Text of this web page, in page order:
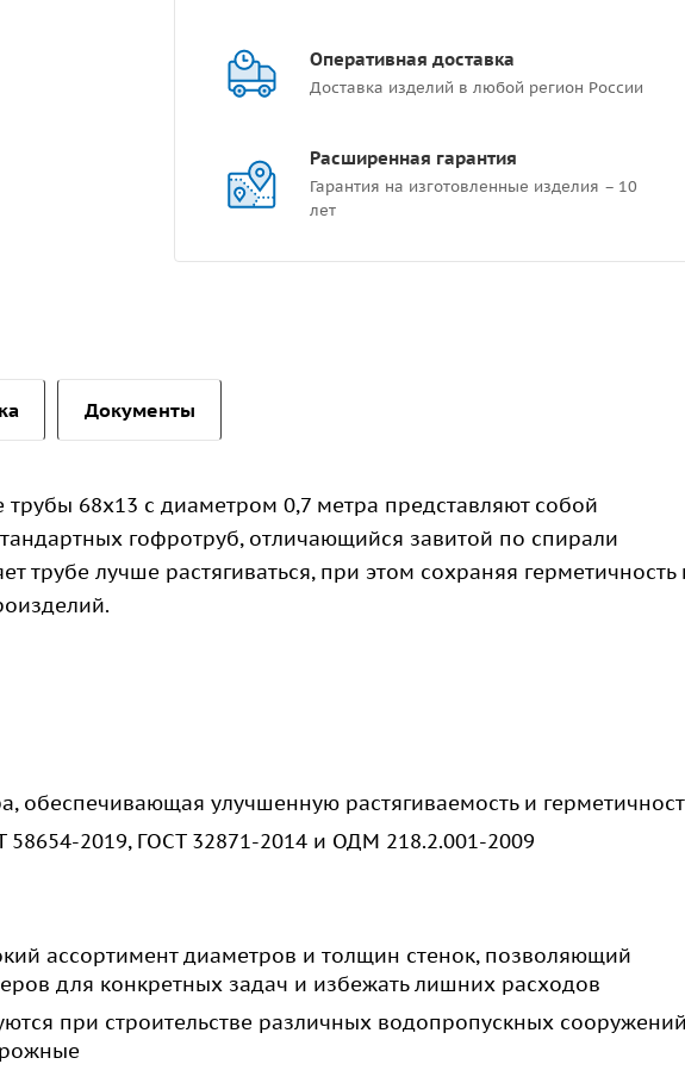
Оперативная доставка
Доставка изделий в любой регион России
Расширенная гарантия
Гарантия на изготовленные изделия – 10
лет
Документы
68х13 с диаметром 0,7 метра представляют собой
гофротруб, отличающийся завитой по спирали
трубе лучше растягиваться, при этом сохраняя герметичность
обеспечивающая улучшенную растягиваемость и
58654-2019, ГОСТ 32871-2014 и ОДМ 218.2.001-2009
ассортимент диаметров и толщин стенок, позволяющий
для конкретных задач и избежать лишних расходов
при строительстве различных водопропускных